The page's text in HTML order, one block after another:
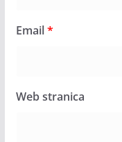
Email*
Web stranica